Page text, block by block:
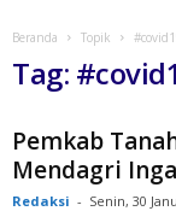
Beranda Topik
Tag:
Pemkab
Mendagri
Redaksi - Senin, 30